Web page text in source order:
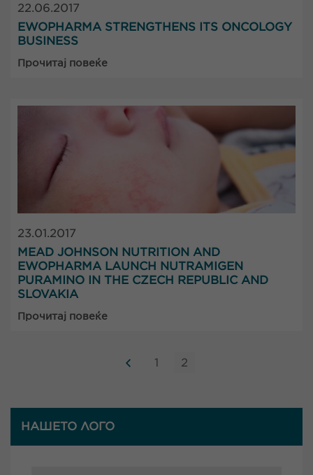
НАШЕТО ЛОГО
22.06.2017
EWOPHARMA STRENGTHENS ITS ONCOLOGY
BUSINESS
Прочитај повеќе
23.01.2017
MEAD JOHNSON NUTRITION AND
EWOPHARMA LAUNCH NUTRAMIGEN
PURAMINO IN THE CZECH REPUBLIC AND
SLOVAKIA
Прочитај повеќе
1 2